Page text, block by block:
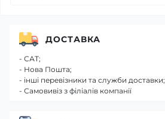
ДОСТАВКА
- САТ;
- Нова Пошта;
- інші перевізники та служби доставки;
- Самовивіз з філіалів компанії